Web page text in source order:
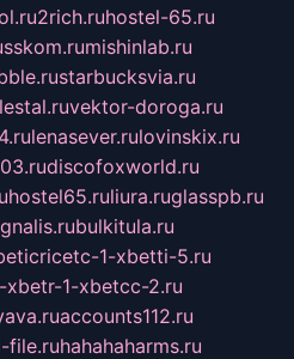
2rich.ruhostel-65.ru
mishinlab.ru
starbucksvia.ru
vektor-doroga.ru
lenasever.rulovinskix.ru
discofoxworld.ru
hostel65.ruliura.ruglasspb.ru
gnalis.rubulkitula.ru
1-xbetti-5.ru
xbetr-1-xbetcc-2.ru
accounts112.ru
file.ruhahahaharms.ru